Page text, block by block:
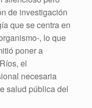
de investigación
que se centra en
, lo que
poner a
el
necesaria
salud pública del